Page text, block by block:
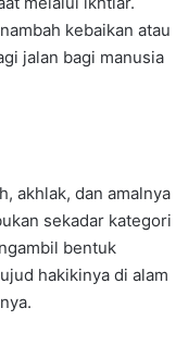
kebaikan atau
jalan bagi manusia
akhlak, dan amalnya
sekadar kategori
bentuk
hakikinya di alam